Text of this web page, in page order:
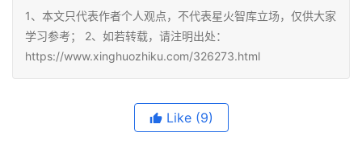
1、本文只代表作者个人观点，不代表星火智库立场，仅供大家
学习参考； 2、如若转载，请注明出处：
https://www.xinghuozhiku.com/326273.html
Like (9)